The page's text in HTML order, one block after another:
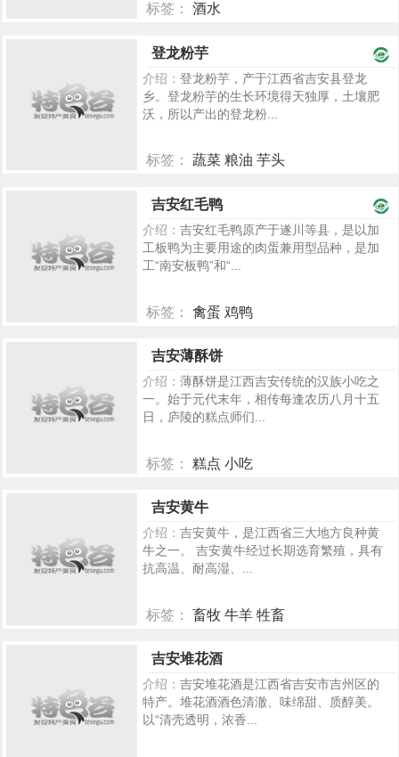
标签： 酒水
登龙粉芋
介绍： 登龙粉芋，产于江西省吉安县登龙
乡。登龙粉芋的生长环境得天独厚，土壤肥
沃，所以产出的登龙粉...
标签： 蔬菜 粮油 芋头
吉安红毛鸭
介绍： 吉安红毛鸭原产于遂川等县，是以加
工板鸭为主要用途的肉蛋兼用型品种，是加
工“南安板鸭”和“...
标签： 禽蛋 鸡鸭
吉安薄酥饼
介绍： 薄酥饼是江西吉安传统的汉族小吃之
一。始于元代末年，相传每逢农历八月十五
日，庐陵的糕点师们...
标签： 糕点 小吃
吉安黄牛
介绍： 吉安黄牛，是江西省三大地方良种黄
牛之一。 吉安黄牛经过长期选育繁殖，具有
抗高温、耐高湿、...
标签： 畜牧 牛羊 牲畜
吉安堆花酒
介绍： 吉安堆花酒是江西省吉安市吉州区的
特产。堆花酒酒色清澈、味绵甜、质醇美。
以“清壳透明，浓香...